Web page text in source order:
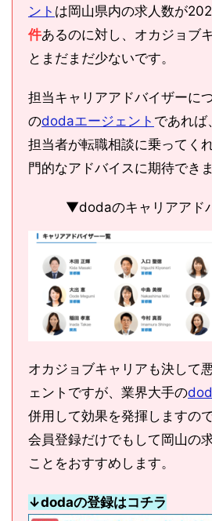
ント は岡山県内の求人数が
件あるのに対し、オカジョブ
とまだまだ少ないです。
担当キャリアアドバイザーに
のdodaエージェント であれば
担当者が転職相談に乗ってく
門的なアドバイスに期待できま
▼dodaのキャリアアド
オカジョブキャリアも決して
ェントですが、業界大手の
併用して効果を発揮しますの
会員登録だけでもして岡山の
ことをおすすめします。
↓dodaの登録はコチラ